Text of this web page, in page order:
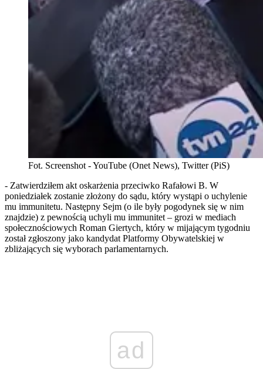
Fot. Screenshot - YouTube (Onet News), Twitter (PiS)
- Zatwierdziłem akt oskarżenia przeciwko Rafałowi B. W
poniedziałek zostanie złożony do sądu, który wystąpi o uchylenie
mu immunitetu. Następny Sejm (o ile były pogodynek się w nim
znajdzie) z pewnością uchyli mu immunitet – grozi w mediach
społecznościowych Roman Giertych, który w mijającym tygodniu
został zgłoszony jako kandydat Platformy Obywatelskiej w
zbliżających się wyborach parlamentarnych.
ad